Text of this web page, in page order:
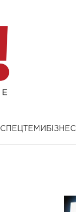
СПЕЦТЕМИ БІЗНЕС